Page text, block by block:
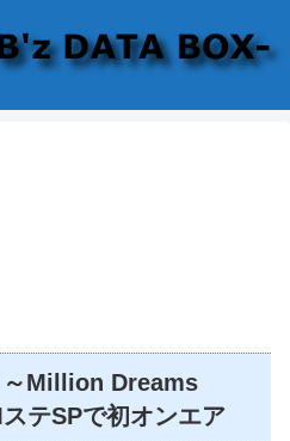
～Million Dreams
テSPで初オンエア